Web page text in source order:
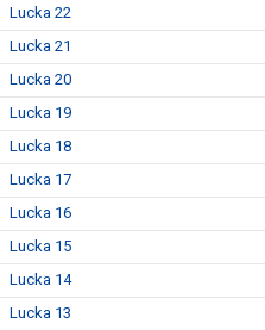
Lucka 22
Lucka 21
Lucka 20
Lucka 19
Lucka 18
Lucka 17
Lucka 16
Lucka 15
Lucka 14
Lucka 13